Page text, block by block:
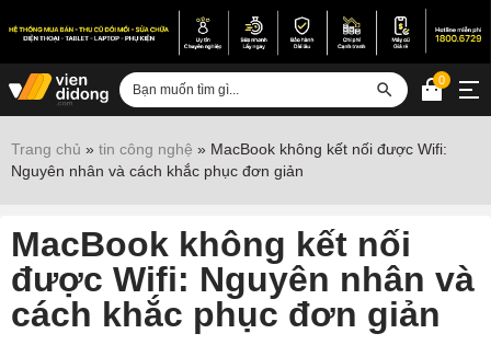
Sửa iPhone
Sửa Vertu
Sửa iPad
0
Trang chủ » tin công nghệ » MacBook không kết nối được Wifi:
Nguyên nhân và cách khắc phục đơn giản
MacBook không kết nối
được Wifi: Nguyên nhân và
cách khắc phục đơn giản